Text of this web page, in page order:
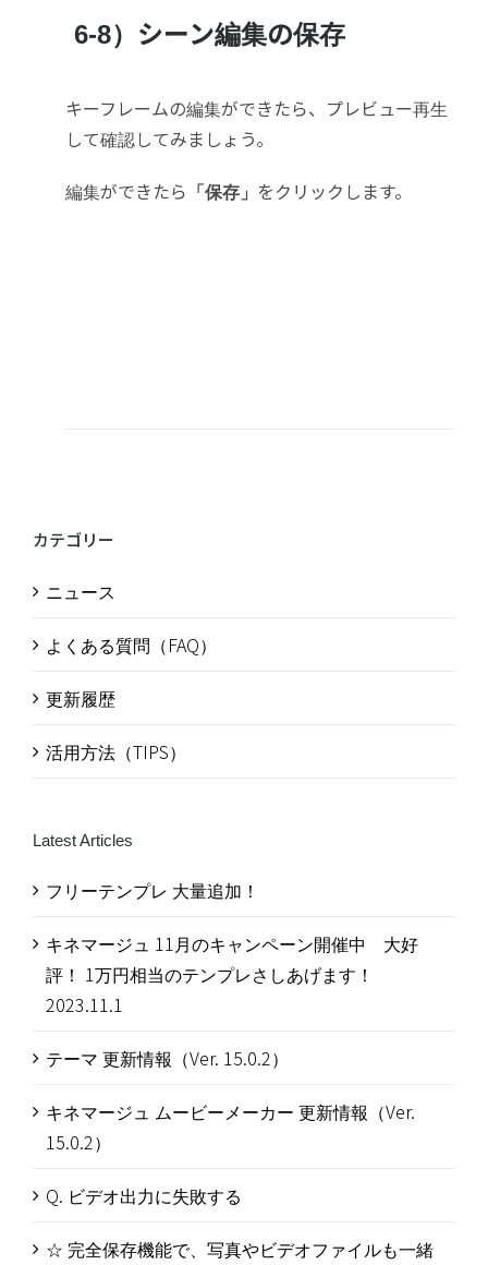
6-8）シーン編集の保存
キーフレームの編集ができたら、プレビュー再生
して確認してみましょう。
編集ができたら 「保存」 をクリックします。
カテゴリー
ニュース
よくある質問（FAQ）
更新履歴
活用方法（TIPS）
Latest Articles
フリーテンプレ 大量追加！
キネマージュ 11月のキャンペーン開催中 大好
評！ 1万円相当のテンプレさしあげます！
2023.11.1
テーマ 更新情報（Ver. 15.0.2）
キネマージュ ムービーメーカー 更新情報（Ver.
15.0.2）
Q. ビデオ出力に失敗する
☆ 完全保存機能で、写真やビデオファイルも一緒